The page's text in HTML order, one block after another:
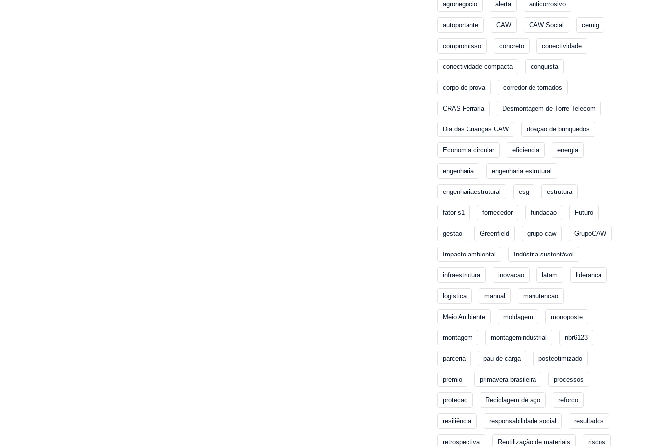
agronegocio alerta anticorrosivo
autoportante CAW CAW Social cemig
compromisso concreto conectividade
conectividade compacta conquista
corpo de prova corredor de tornados
CRAS Ferraria Desmontagem de Torre Telecom
Dia das Crianças CAW doação de brinquedos
Economia circular eficiencia energia
engenharia engenharia estrutural
engenhariaestrutural esg estrutura
fator s1 fornecedor fundacao Futuro
gestao Greenfield grupo caw GrupoCAW
Impacto ambiental Indústria sustentável
infraestrutura inovacao latam lideranca
logistica manual manutencao
Meio Ambiente moldagem monoposte
montagem montagemindustrial nbr6123
parceria pau de carga posteotimizado
premio primavera brasileira processos
protecao Reciclagem de aço reforco
resiliência responsabilidade social resultados
retrospectiva Reutilização de materiais riscos